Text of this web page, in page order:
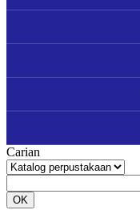
Carian
OK